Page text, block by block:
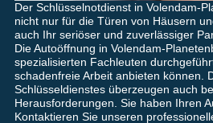
Der Schlüsselnotdienst in Volendam-
nicht nur für die Türen von Häusern
auch Ihr seriöser und zuverlässiger
Die Autoöffnung in Volendam-
spezialisierten Fachleuten
schadenfreie Arbeit anbieten können.
Schlüsseldienstes überzeugen auch
Herausforderungen. Sie haben Ihren
Kontaktieren Sie unseren